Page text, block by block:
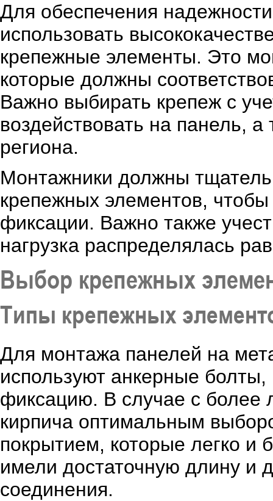
Для обеспечения
использовать
крепежные элементы. Это
которые должны
Важно выбирать крепеж с
воздействовать на панель,
региона.
Монтажники должны
крепежных элементов,
фиксации. Важно также
нагрузка распределялась
Выбор крепежных
Типы крепежных
Для монтажа панелей на
используют анкерные
фиксацию. В случае с более
кирпича оптимальным
покрытием, которые легко и
имели достаточную длину и
соединения.